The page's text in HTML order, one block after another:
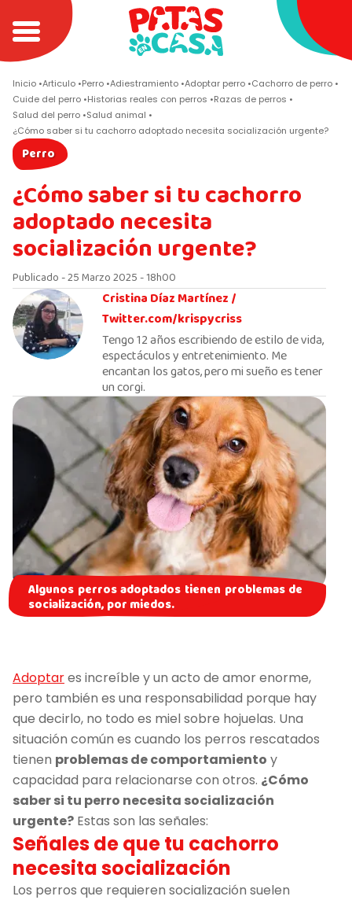
Inicio Articulo Perro Adiestramiento Adoptar perro Cachorro de perro
Cuide del perro Historias reales con perros
Razas de perros
Salud del perro Salud animal
¿Cómo saber si tu cachorro adoptado necesita socialización urgente?
Perro
¿Cómo saber si tu cachorro
adoptado necesita
socialización urgente?
Publicado - 25 Marzo 2025 - 18h00
Cristina Díaz Martínez /
Twitter.com/krispycriss
Tengo 12 años escribiendo de estilo de vida,
espectáculos y entretenimiento. Me
encantan los gatos, pero mi sueño es tener
un corgi.
Algunos perros adoptados tienen problemas de
socialización, por miedos.
Adoptares increíble y un acto de amor enorme,
pero también es una responsabilidad porque hay
que decirlo, no todo es miel sobre hojuelas. Una
situación común es cuando los perros rescatados
tienen problemas de comportamiento y
capacidad para relacionarse con otros. ¿Cómo
saber si tu perro necesita socialización
urgente? Estas son las señales:
Señales de que tu cachorro
necesita socialización
Los perros que requieren socialización suelen